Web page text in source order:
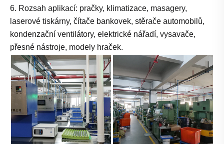
6. Rozsah aplikací: pračky, klimatizace, masagery,
laserové tiskárny, čítače bankovek, stěrače automobilů,
kondenzační ventilátory, elektrické nářadí, vysavače,
přesné nástroje, modely hraček.